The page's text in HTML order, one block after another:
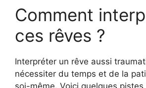
Comment
ces rêves ?
Interpréter un rêve aussi
nécessiter du temps et de la
soi-même. Voici quelques